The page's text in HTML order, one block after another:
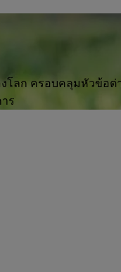
งโลก ครอบคลุมหัวข้อ
ร